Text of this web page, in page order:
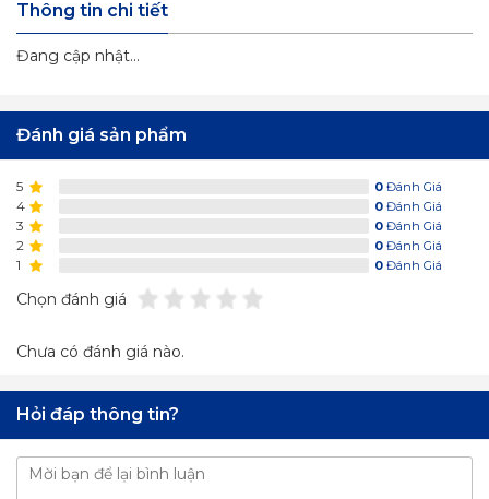
Thông tin chi tiết
Đang cập nhật...
Đánh giá sản phẩm
5 0 Đánh Giá
4 0 Đánh Giá
3 0 Đánh Giá
2 0 Đánh Giá
1 0 Đánh Giá
Chọn đánh giá
Chưa có đánh giá nào.
Hỏi đáp thông tin?